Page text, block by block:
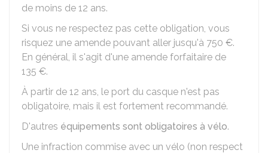
de moins de 12 ans.
Si vous ne respectez pas cette obligation, vous
risquez une amende pouvant aller jusqu'à 750 €.
En général, il s'agit d'une amende forfaitaire de
135 €.
À partir de 12 ans, le port du casque n'est pas
obligatoire, mais il est fortement recommandé.
D'autres équipements sont obligatoires à vélo.
Une infraction commise avec un vélo (non respect